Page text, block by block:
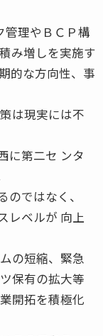
理やＢＣＰ構
み増しを実施す
的な方向性、事
は現実には不
に第二セ ンタ
ではなく、
レベルが 向上
の短縮、緊急
保有の拡大等
開拓を積極化